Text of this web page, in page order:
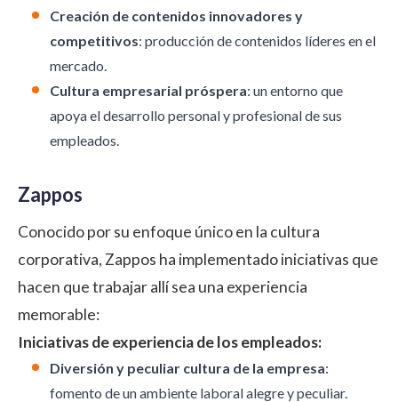
Creación de contenidos innovadores y
competitivos: producción de contenidos líderes en el
mercado.
Cultura empresarial próspera: un entorno que
apoya el desarrollo personal y profesional de sus
empleados.
Zappos
Conocido por su enfoque único en la cultura
corporativa, Zappos ha implementado iniciativas que
hacen que trabajar allí sea una experiencia
memorable:
Iniciativas de experiencia de los empleados:
Diversión y peculiar cultura de la empresa:
fomento de un ambiente laboral alegre y peculiar.